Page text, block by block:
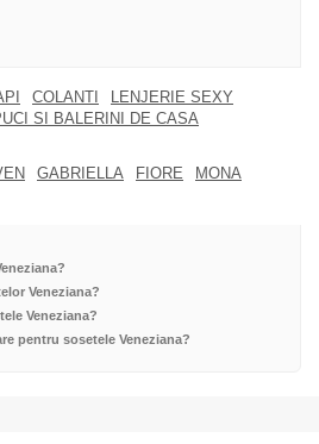
COLANTI
LENJERIE SEXY
SI BALERINI DE CASA
GABRIELLA FIORE
MONA
Veneziana?
Veneziana?
pentru sosetele Veneziana?